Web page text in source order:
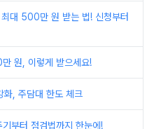
대 500만 원 받는 법! 신청부터
원, 이렇게 받으세요!
, 주담대 한도 체크
부터 점검법까지 한눈에!